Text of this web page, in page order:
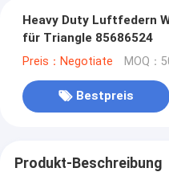
Heavy Duty Luftfedern
für Triangle 85686524
Preis：Negotiate MOQ：
Bestpreis
Produkt-Beschreibung